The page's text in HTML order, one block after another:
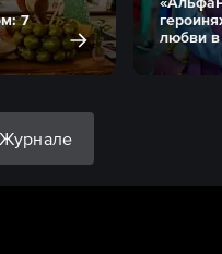
7
любви в